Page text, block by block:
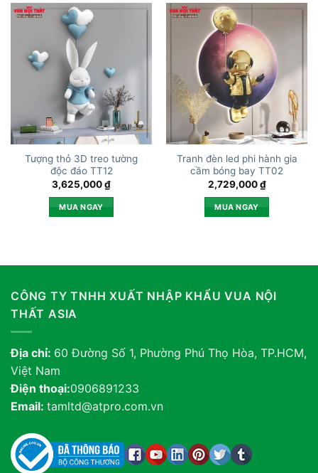
Tượng thỏ 3D treo tường
độc đáo TT12
3,625,000₫
MUA NGAY
Tranh đèn led phi hành gia
cầm bóng bay TT02
2,729,000₫
MUA NGAY
CÔNG TY TNHH XUẤT NHẬP KHẨU VUA NỘI
THẤT ASIA
Địa chỉ: 60 Đường Số 1, Phường Phú Thọ Hòa, TP.HCM,
Việt Nam
Điện thoại:0906891233
Email: tamltd@atpro.com.vn